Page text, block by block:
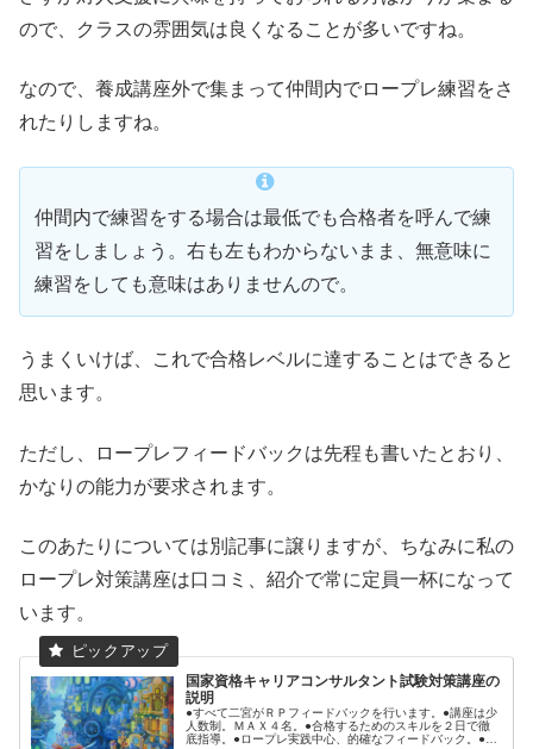
ので、クラスの雰囲気は良くなることが多いですね。
なので、養成講座外で集まって仲間内でロープレ練習をさ
れたりしますね。
仲間内で練習をする場合は最低でも合格者を呼んで練
習をしましょう。右も左もわからないまま、無意味に
練習をしても意味はありませんので。
うまくいけば、これで合格レベルに達することはできると
思います。
ただし、ロープレフィードバックは先程も書いたとおり、
かなりの能力が要求されます。
このあたりについては別記事に譲りますが、ちなみに私の
ロープレ対策講座は口コミ、紹介で常に定員一杯になって
います。
国家資格キャリアコンサルタント試験対策講座の
説明
●すべて二宮がＲＰフィードバックを行います。●講座は少
人数制。ＭＡＸ４名。●合格するためのスキルを２日で徹
底指導。●ロープレ実践中心、的確なフィードバック。●受